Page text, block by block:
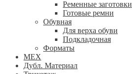
Ременные заготовки
Готовые ремни
Обувная
Для верха обуви
Подкладочная
Форматы
МЕХ
Дубл. Материал